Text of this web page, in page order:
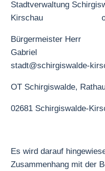
Stadtverwaltung
Kirschau oder
Bürgermeister Herr
stadt@schirgiswalde-
OT Schirgiswalde,
02681 Schirgiswalde-
Es wird darauf
Zusammenhang mit der